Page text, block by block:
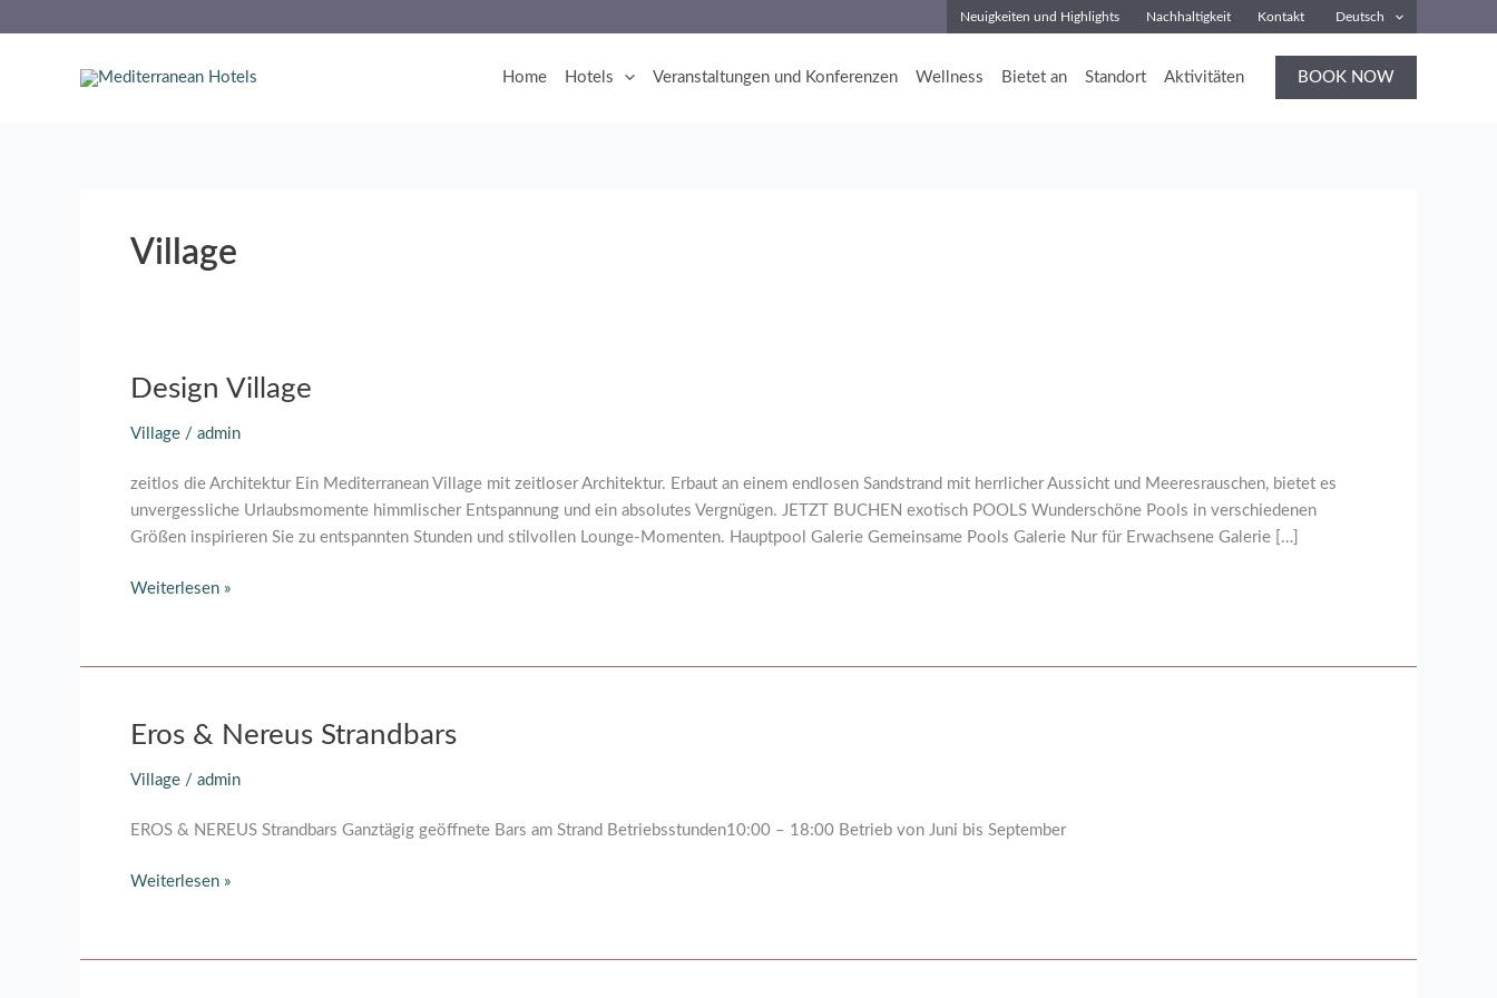
Inhalt
Neuigkeiten und Highlights Nachhaltigkeit Kontakt Deutsch
Home Hotels Veranstaltungen und Konferenzen Wellness Bietet an Standort Aktivitäten BOOK NOW
Village
Design Village
Village / admin
zeitlos die Architektur Ein Mediterranean Village mit zeitloser Architektur. Erbaut an einem endlosen Sandstrand mit herrlicher Aussicht und Meeresrauschen, bietet es
unvergessliche Urlaubsmomente himmlischer Entspannung und ein absolutes Vergnügen. JETZT BUCHEN exotisch POOLS Wunderschöne Pools in verschiedenen
Größen inspirieren Sie zu entspannten Stunden und stilvollen Lounge-Momenten. Hauptpool Galerie Gemeinsame Pools Galerie Nur für Erwachsene Galerie […]
Design
Weiterlesen »
Eros & Nereus Strandbars
Village / admin
EROS & NEREUS Strandbars Ganztägig geöffnete Bars am Strand Betriebsstunden10:00 – 18:00 Betrieb von Juni bis September
Eros
Nereus
Weiterlesen »